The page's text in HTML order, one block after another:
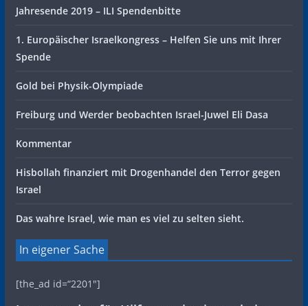
Jahresende 2019 – ILI Spendenbitte
1. Europäischer Israelkongress – Helfen Sie uns mit Ihrer
Spende
Gold bei Physik-Olympiade
Freiburg und Werder beobachten Israel-Juwel Eli Dasa
Kommentar
Hisbollah finanziert mit Drogenhandel den Terror gegen
Israel
Das wahre Israel, wie man es viel zu selten sieht.
In eigener Sache
[the_ad id=“2201″]